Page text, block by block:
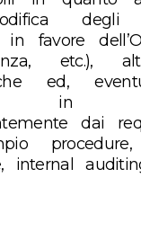
degli
in favore
etc.),
ed,
in
dai
procedure,
internal